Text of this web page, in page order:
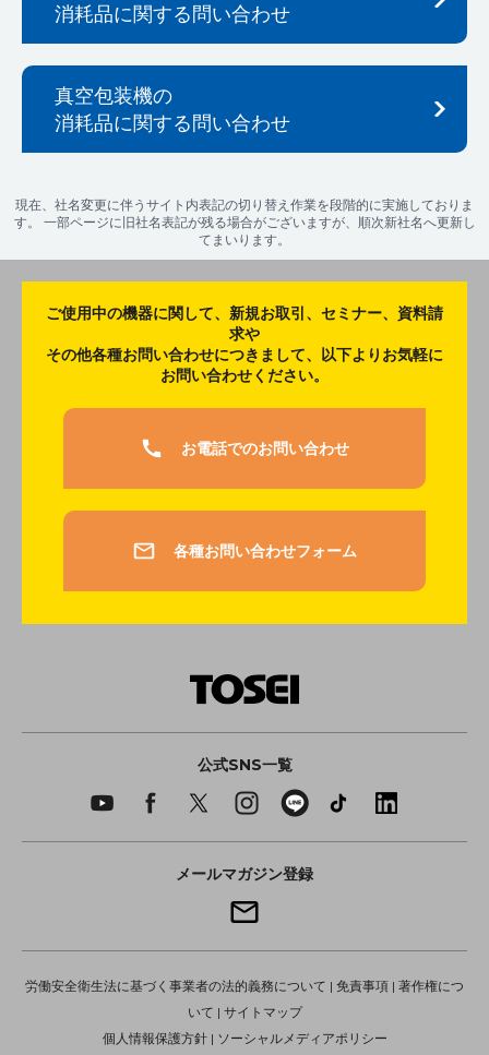
消耗品に関する問い合わせ
真空包装機の
消耗品に関する問い合わせ
現在、社名変更に伴うサイト内表記の切り替え作業を段階的に実施しておりま
す。 一部ページに旧社名表記が残る場合がございますが、順次新社名へ更新し
てまいります。
ご使用中の機器に関して、新規お取引、セミナー、資料請
求や
その他各種お問い合わせにつきまして、以下よりお気軽に
お問い合わせください。
お電話でのお問い合わせ
各種お問い合わせフォーム
公式SNS一覧
メールマガジン登録
労働安全衛生法に基づく事業者の法的義務について | 免責事項 | 著作権につ
いて | サイトマップ
個人情報保護方針| ソーシャルメディアポリシー